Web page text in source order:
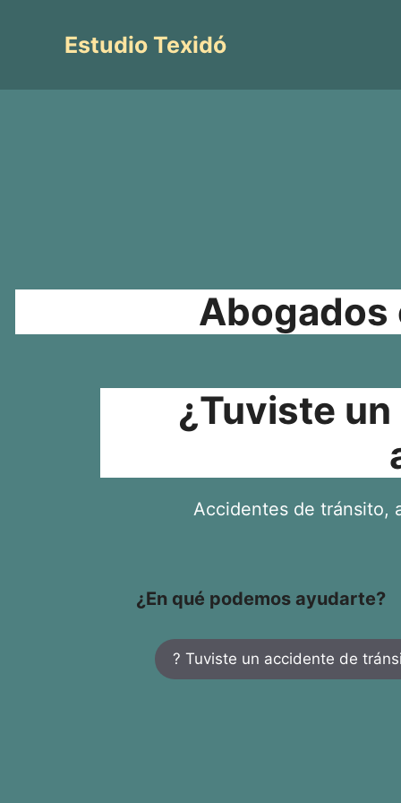
contenidoEstudio Texidó
Abogados
¿Tuviste
Accidentes de tránsito,
¿En qué podemos ayudarte?
? Tuviste un accidente de